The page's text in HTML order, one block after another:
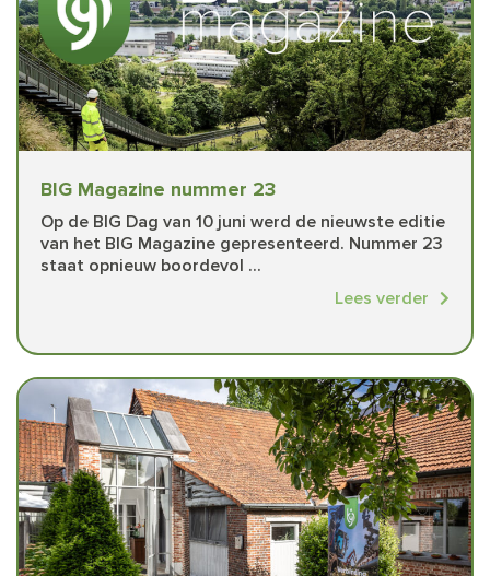
BIG Magazine nummer 23
Op de BIG Dag van 10 juni werd de nieuwste editie
van het BIG Magazine gepresenteerd. Nummer 23
staat opnieuw boordevol ...
Lees verder